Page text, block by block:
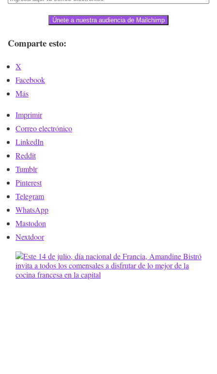
Únete a nuestra audiencia de Mailchimp
Comparte esto:
X
Facebook
Más
Imprimir
Correo electrónico
LinkedIn
Reddit
Tumblr
Pinterest
Telegram
WhatsApp
Mastodon
Nextdoor